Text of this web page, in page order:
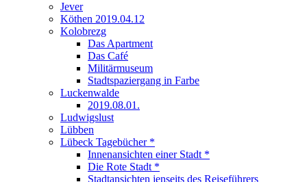
Jever
Köthen 2019.04.12
Kolobrezg
Das Apartment
Das Café
Militärmuseum
Stadtspaziergang in Farbe
Luckenwalde
2019.08.01.
Ludwigslust
Lübben
Lübeck Tagebücher *
Innenansichten einer Stadt *
Die Rote Stadt *
Stadtansichten jenseits des Reiseführers